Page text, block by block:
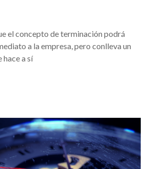
el concepto de terminación podrá
a la empresa, pero conlleva un
hace a sí